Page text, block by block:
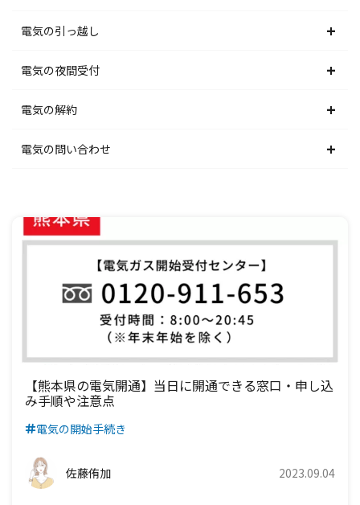
東京電力エリア
北陸電力エリア
中部電力エリア
関西電力エリア
四国電力エリア
九州電力エリア
東北電力エリア
東京電力エリア
北陸電力エリア
中部電力エリア
中国電力エリア
四国電力エリア
九州電力エリア
北海道電力エリア
東北電力エリア
東京電力エリア
北陸電力エリア
関西電力エリア
中国電力エリア
四国電力エリア
九州電力エリア
電気の引っ越し
北海道電力エリア
東北電力エリア
東京電力エリア
中部電力エリア
関西電力エリア
中国電力エリア
四国電力エリア
九州電力エリア
電気の夜間受付
北海道電力エリア
東北電力エリア
北陸電力エリア
中部電力エリア
関西電力エリア
中国電力エリア
四国電力エリア
電気の解約
北海道電力エリア
東京電力エリア
北陸電力エリア
中部電力エリア
関西電力エリア
中国電力エリア
九州電力エリア
電気の問い合わせ
東北電力エリア
東京電力エリア
北陸電力エリア
中部電力エリア
関西電力エリア
四国電力エリア
【熊本県の電気開通】当日に開通できる窓口・申し込
み手順や注意点
電気の開始手続き
佐藤侑加 2023.09.04